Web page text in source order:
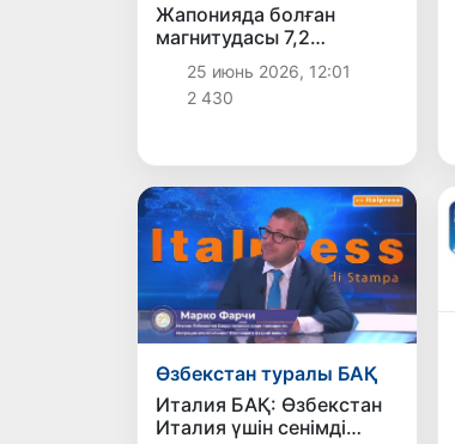
Жапонияда болған
магнитудасы 7,2
магнитудалы жер
сілкінісінен төрт адам
зардап шекті
25 июнь 2026, 12:01
2 430
Өзбекстан туралы БАҚ
Италия БАҚ: Өзбекстан
Италия үшін сенімді